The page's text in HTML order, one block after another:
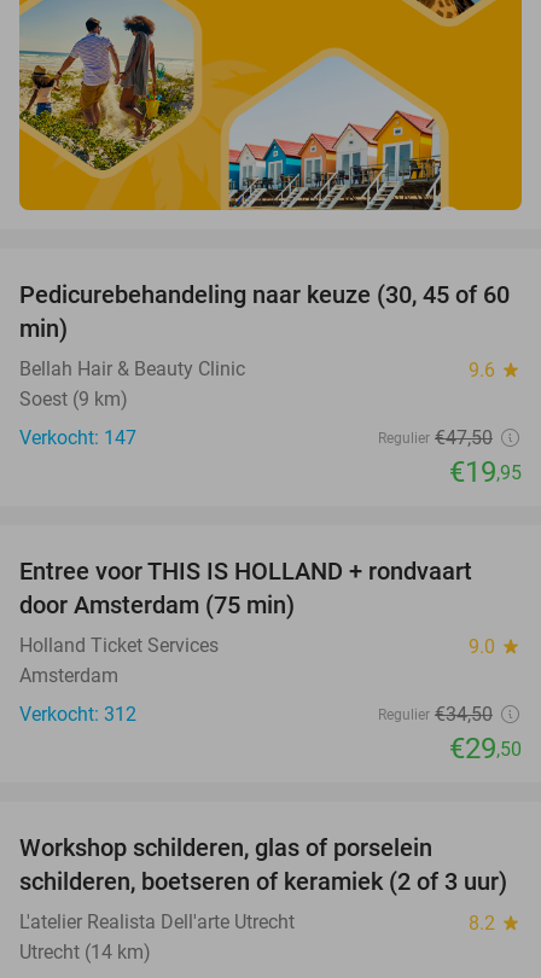
58%
Pedicurebehandeling naar keuze (30, 45 of 60
min)
Bellah Hair & Beauty Clinic 9.6 star
Soest (9 km)
Verkocht: 147
Regulier €47,50
€19,95
14%
Entree voor THIS IS HOLLAND + rondvaart
door Amsterdam (75 min)
Holland Ticket Services 9.0 star
Amsterdam
Verkocht: 312
Regulier €34,50
€29,50
Workshop schilderen, glas of porselein
schilderen, boetseren of keramiek (2 of 3 uur)
L'atelier Realista Dell'arte Utrecht 8.2 star
Utrecht (14 km)